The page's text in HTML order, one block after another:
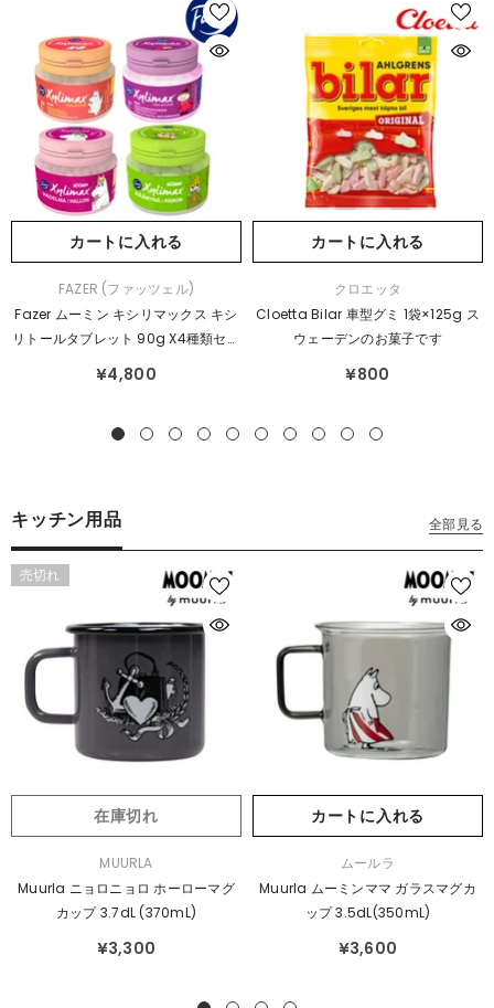
カートに入れる
売
元：
FAZER (ファッツェル)
Fazer ムーミン キシリマックス キシ
リトールタブレット 90g X4種類セッ
¥4,800
カートに入れる
売
クロエッタ
Cloetta Bilar 車型グミ 1袋×125g ス
ウェーデンのお菓子です
¥800
キッチン用品 全部見る
売切れ
在庫切れ
売
MUURLA
Muurla ニョロニョロ ホーローマグ
カップ 3.7dL (370mL)
¥3,300
カートに入れる
売
ムールラ
Muurla ムーミンママ ガラスマグカ
ップ 3.5dL(350mL)
¥3,600